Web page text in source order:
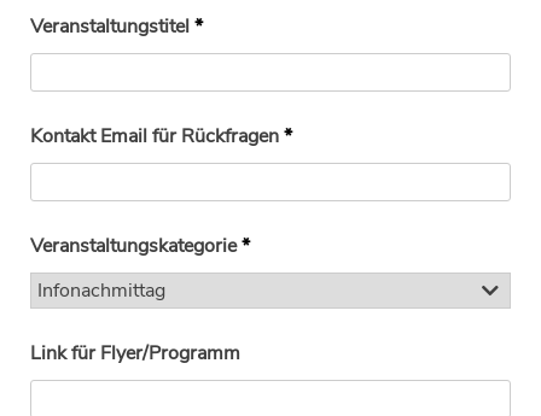
Veranstaltungstitel*
Kontakt Email für Rückfragen*
Veranstaltungskategorie*
Link für Flyer/Programm